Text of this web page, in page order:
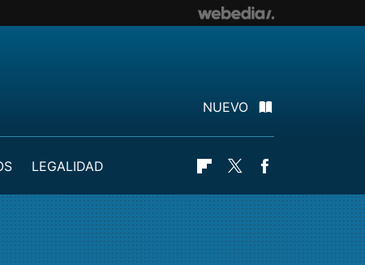
NUEVO
LEGALIDAD
Flipboard
Twitter